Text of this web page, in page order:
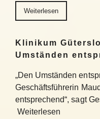
Weiterlesen
Klinikum
Umständen
„Den Umständen
Geschäftsführerin
entsprechend“, sagt
Weiterlesen